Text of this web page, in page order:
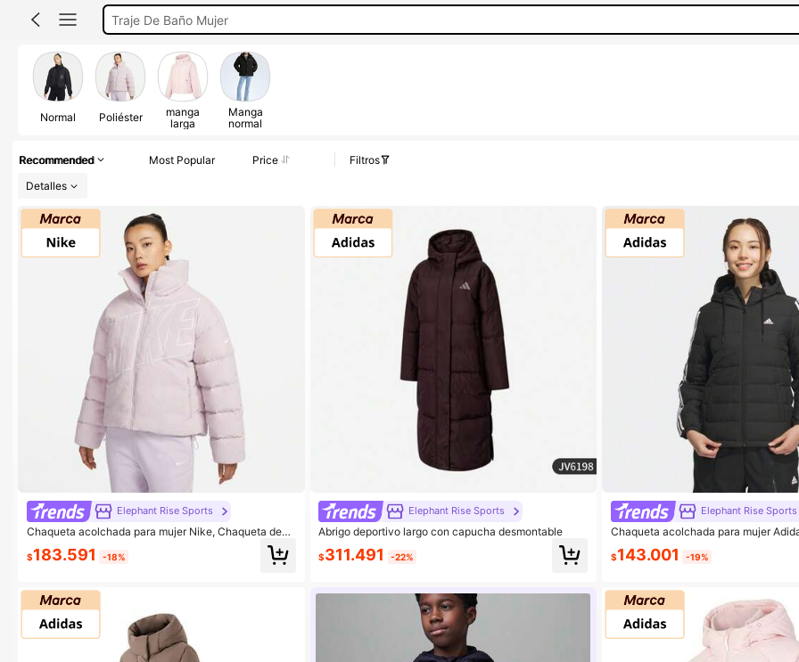
Short Deportivo Mujer
Bikini
Adidas
Normal Poliéster
manga
larga
Manga
normal
Recommended Most Popular Price
Filtros
Detalles
Elephant Rise Sports
Chaqueta acolchada para mujer Nike, Chaqueta depo
$183.591 -18%
Elephant Rise Sports
Abrigo deportivo largo con capucha desmontable
$311.491 -22%
Elephant Rise Sports
Chaqueta acolchada para mujer
$143.001 -19%